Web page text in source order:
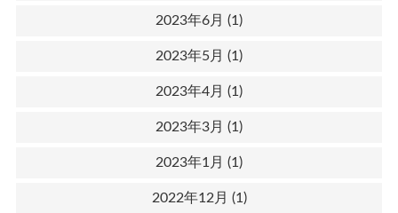
2023年6月 (1)
2023年5月 (1)
2023年4月 (1)
2023年3月 (1)
2023年1月 (1)
2022年12月 (1)